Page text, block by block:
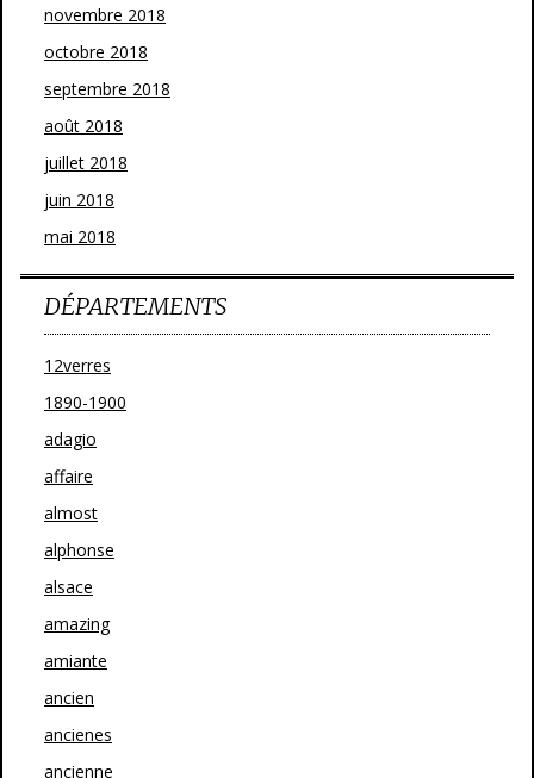
novembre 2018
octobre 2018
septembre 2018
août 2018
juillet 2018
juin 2018
mai 2018
DÉPARTEMENTS
12verres
1890-1900
adagio
affaire
almost
alphonse
alsace
amazing
amiante
ancien
ancienes
ancienne